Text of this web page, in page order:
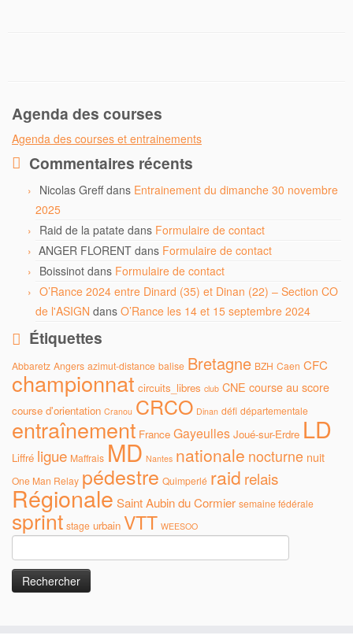
Agenda des courses
Agenda des courses et entrainements
Commentaires récents
Nicolas Greffdans Entrainement du dimanche 30 novembre
2025
Raid de la patate dans Formulaire de contact
ANGER FLORENT dans Formulaire de contact
Boissinot dans Formulaire de contact
O’Rance 2024 entre Dinard (35) et Dinan (22) – Section CO
de l'ASIGN dans O’Rance les 14 et 15 septembre 2024
Étiquettes
Abbaretz Angers azimut-distance balise Bretagne BZH Caen CFC
championnat circuits_libres club CNE course au score
course d'orientation Cranou CRCO Dinan défi départementale
entraînement France Gayeulles Joué-sur-Erdre LD
Liffré ligue Maffrais MD Nantes nationale nocturne nuit
One Man Relay pédestre Quimperlé raid relais
Régionale Saint Aubin du Cormier semaine fédérale
sprint stage urbain VTT WEESOO